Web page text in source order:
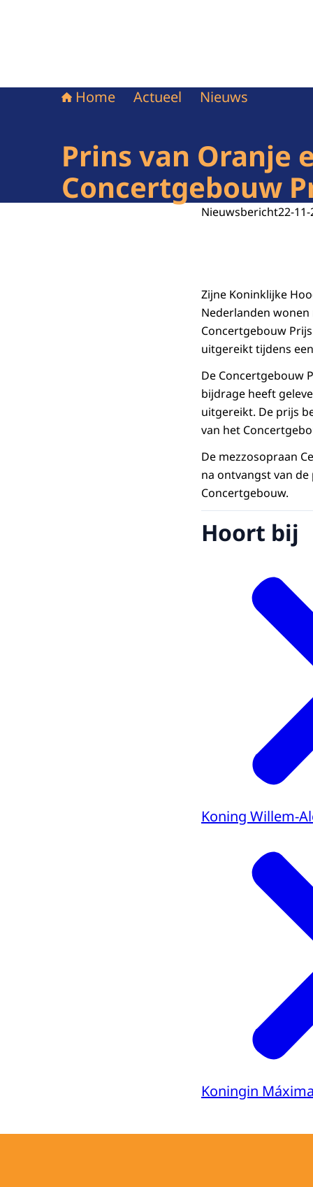
Home Actueel Nieuws
Prins van Oranje
Concertgebouw
Nieuwsbericht22-
Zijne Koninklijke
Nederlanden
Concertgebouw
uitgereikt tijdens
De Concertgebouw
bijdrage heeft
uitgereikt. De prijs
van het
De mezzosopraan
na ontvangst van
Concertgebouw.
Hoort bij
Koning Willem-
Koningin Máxima